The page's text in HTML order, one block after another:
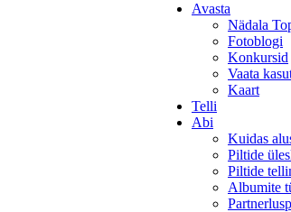
Avasta
Nädala
Fotoblogi
Konkursid
Vaata
Kaart
Telli
Abi
Kuidas
Piltide
Piltide
Albumite